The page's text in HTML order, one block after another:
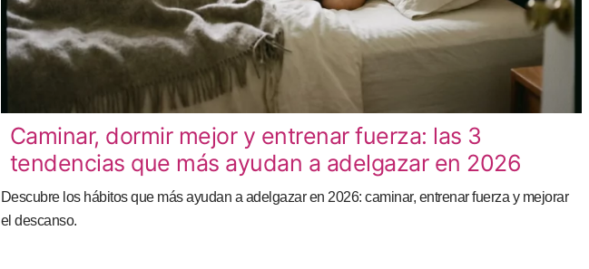
Caminar, dormir mejor y entrenar fuerza: las 3
tendencias que más ayudan a adelgazar en 2026
Descubre los hábitos que más ayudan a adelgazar en 2026: caminar, entrenar fuerza y mejorar
el descanso.